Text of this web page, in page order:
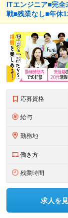
ITエンジニア■完
戦■残業なし■年休
応募資格
給与
勤務地
働き方
残業時間
求人を